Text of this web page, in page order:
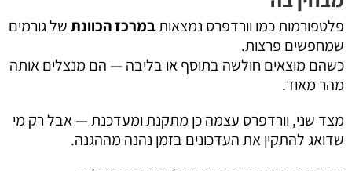
פלטפורמות כמו וורדפרס נמצאותבמרכז הכוונתשל גורמים
שמחפשים פרצות.
כשהם מוצאים חולשה בתוסף או בליבה — הם מנצלים אותה
מהר מאוד.
מצד שני, וורדפרס עצמה כן מתקנת ומעדכנת — אבל רק מי
שדואג להתקין את העדכונים בזמן נהנה מההגנה.